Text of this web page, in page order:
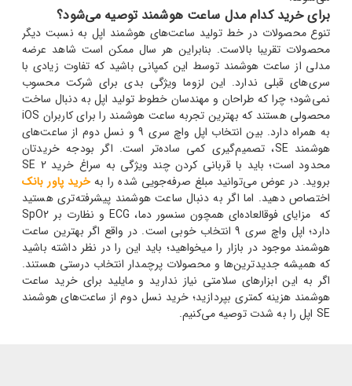
برای خرید کدام مدل ساعت هوشمند توصیه می‌شود؟
تنوع محصولات در خط تولید ساعت‌های هوشمند اپل به نسبت دیگر
محصولات تقریبا بالاست. بنابراین هر سال ممکن است شاهد عرضه
مدلی از ساعت هوشمند توسط این کمپانی باشید که تفاوت زیادی با
سری‌های قبلی ندارد. این لزوما ویژگی بدی برای شرکت محسوب
نمی‌شود؛ چرا که طراحان و مهندسان خطوط تولید اپل به دنبال ساخت
محصولی هستند که بهترین تجربه ساعت هوشمند را برای کاربران iOS
به همراه دارد. بین انتخاب اپل واچ سری 9 و نسل دوم از ساعت‌های
هوشمند SE، تصمیم‌گیری کمی ساده‌تر است. اگر بودجه خریدتان
محدود است؛ باید با قربانی کردن چند ویژگی به سراغ خرید SE 2
بروید. در عوض می‌توانید مبلغ صرفه‌جویی شده را به خرید پاور بانک
اختصاص دهید. اما اگر به دنبال ساعت هوشمند پیشرفته‌تری هستید
که مزایای فوق‎العاده‌ای همچون سنسور دما، ECG و نظارت بر SpO2
دارد؛ اپل واچ سری 9 انتخاب خوبی است. در واقع اگر بهترین ساعت
هوشمند موجود در بازار را می‎خواهید؛ باید این را در نظر داشته باشید
که همیشه جدیدترین‌ها و محصولات پرچمدار انتخاب درستی هستند.
اگر به این ابزارهای سلامتی نیاز ندارید و مایلید برای خرید ساعت
هوشمند هزینه کمتری بپردازید؛ خرید نسل دوم از ساعت‌های هوشمند
SE اپل را به شدت توصیه می‌کنیم.